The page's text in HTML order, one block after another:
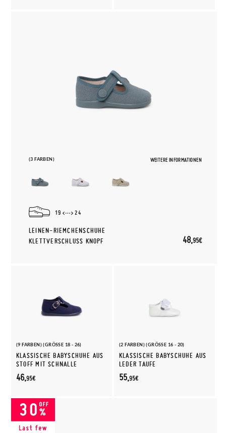
(3 FARBEN) WEITERE INFORMATIONEN
19 24
LEINEN-RIEMCHENSCHUHE
KLETTVERSCHLUSS KNOPF
48,95€
(9 FARBEN) (GRÖSSE 18 - 26)
KLASSISCHE BABYSCHUHE AUS
STOFF MIT SCHNALLE
46,95€
(2 FARBEN) (GRÖSSE 16 - 20)
KLASSISCHE BABYSCHUHE AUS
LEDER TAUFE
55,95€